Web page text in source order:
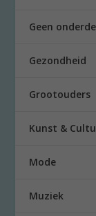
Geen
Gezondheid
Grootouders
Kunst &
Mode
Muziek